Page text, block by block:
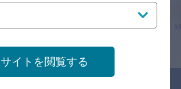
サイトを閲覧する